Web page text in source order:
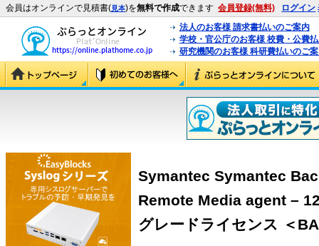
会員はオンラインで見積書(見本)を無料で作成できます 会員登録(無料) ログイン
法人のお客様 請求書払いのご案内
学校・官公庁のお客様 校費・公費
研究機関のお客様 科研費払いのご
Symantec Symantec
Remote Media agent –
グレードライセンス ＜